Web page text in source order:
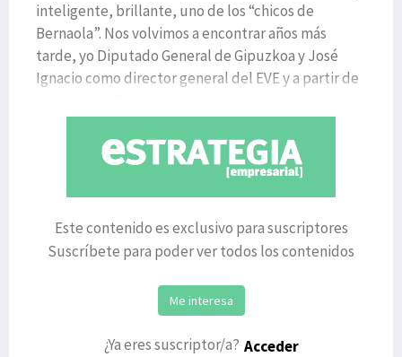
inteligente, brillante, uno de los “chicos de
Bernaola”. Nos volvimos a encontrar años más
tarde, yo Diputado General de Gipuzkoa y José
Ignacio como director general del EVE y a partir de
Este contenido es exclusivo para suscriptores
Suscríbete para poder ver todos los contenidos
Me interesa
¿Ya eres suscriptor/a? Acceder